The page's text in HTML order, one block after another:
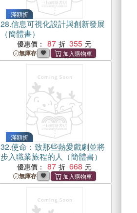
滿額折
28.信息可視化設計與創新發展
（簡體書）
優惠價： 87 355
無庫存
滿額折
32.使命：致那些熱愛戲劇並將
步入職業旅程的人（簡體書）
優惠價： 87 668
無庫存